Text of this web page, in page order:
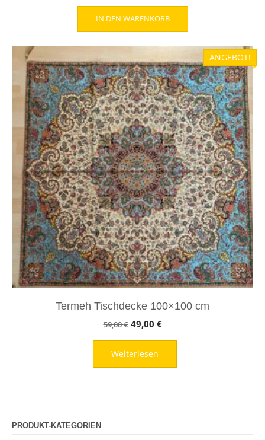
IN DEN WARENKORB
ANGEBOT!
Termeh Tischdecke 100×100 cm
59,00€ Ursprünglicher
Preis
war:
59,00 €
49,00 €Aktueller
Preis
49,00 €.
Weiterlesen
PRODUKT-KATEGORIEN